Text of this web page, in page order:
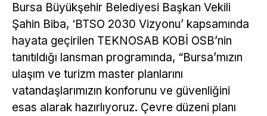
Bursa Büyükşehir Belediyesi Başkan Vekili
Şahin Biba, ‘BTSO 2030 Vizyonu’ kapsamında
hayata geçirilen TEKNOSAB KOBİ OSB’nin
tanıtıldığı lansman programında, “Bursa’mızın
ulaşım ve turizm master planlarını
vatandaşlarımızın konforunu ve güvenliğini
esas alarak hazırlıyoruz. Çevre düzeni planı